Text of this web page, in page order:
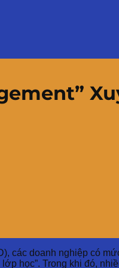
các doanh nghiệp có
học”. Trong khi đó,